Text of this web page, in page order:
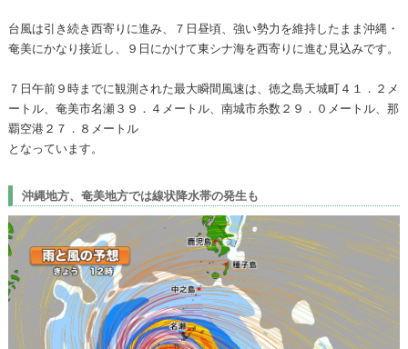
台風は引き続き西寄りに進み、７日昼頃、強い勢力を維持したまま沖縄・
奄美にかなり接近し、９日にかけて東シナ海を西寄りに進む見込みです。
７日午前９時までに観測された最大瞬間風速は、徳之島天城町４１．２メ
ートル、奄美市名瀬３９．４メートル、南城市糸数２９．０メートル、那
覇空港２７．８メートル
となっています。
沖縄地方、奄美地方では線状降水帯の発生も